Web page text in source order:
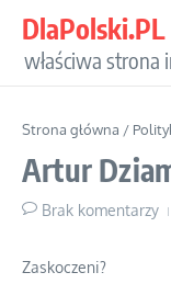
DlaPolski.PL
właściwa strona
Strona główna /
Artur
Brak komentarzy
Zaskoczeni?